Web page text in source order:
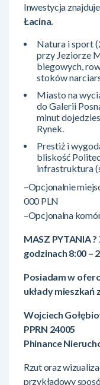
Inwestycja
Łacina.
Natura i sport
przy Jeziorze
biegowych,
stoków
Miasto na
do Galerii
minut
Rynek.
Prestiż i
bliskość
infrastruktura
–Opcjonalnie
000 PLN
–Opcjonalna
MASZ PYTANIA
godzinach 8:00 –
Posiadam w
układy mieszkań
Wojciech
PPRN 24005
Phinance
Rzut oraz
przykładowy